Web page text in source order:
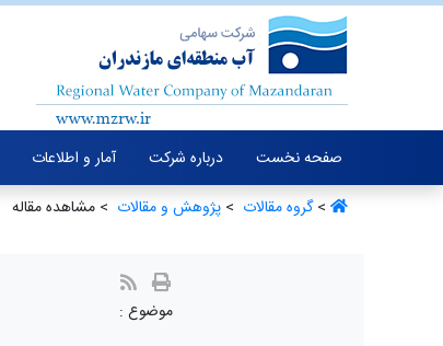
صفحه نخست درباره شرکت آمار و اطلاعات
>گروه مقالات ‏ > پژوهش و مقالات ‏ > مشاهده مقاله
موضوع :